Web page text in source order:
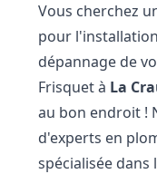
Vous cherchez
pour
dépannage de
Frisquet à La
au bon endroit !
d'experts en
spécialisée dans